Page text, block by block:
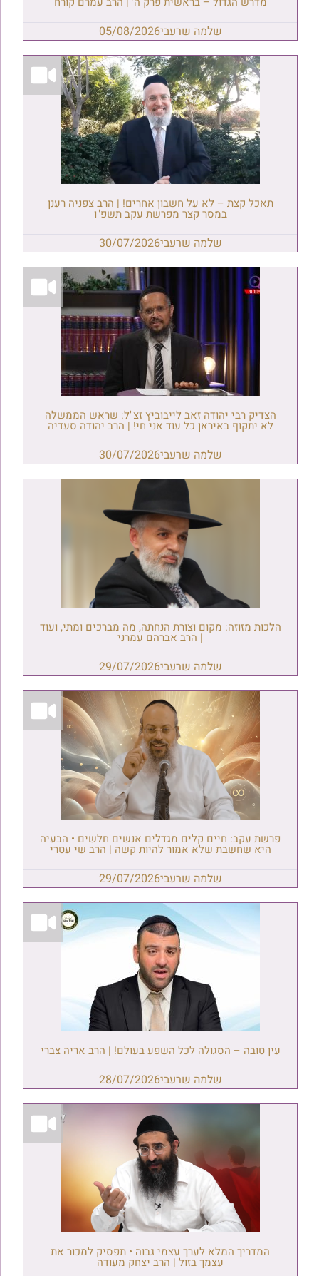
שלמה שרעבי05/08/2026
תאכל קצת – לא על חשבון אחרים! | הרב צפניה רענן
במסר קצר מפרשת עקב תשפ"ו
שלמה שרעבי30/07/2026
הצדיק רבי יהודה זאב לייבוביץ זצ"ל: שראש הממשלה
לא יתקוף באיראן כל עוד אני חי! | הרב יהודה סעדיה
שלמה שרעבי30/07/2026
הלכות מזוזה: מקום וצורת הנחתה, מה מברכים ומתי, ועוד
| הרב אברהם עמרני
שלמה שרעבי29/07/2026
פרשת עקב: חיים קלים מגדלים אנשים חלשים • הבעיה
היא שחשבת שלא אמור להיות קשה | הרב שי עטרי
שלמה שרעבי29/07/2026
עין טובה – הסגולה לכל השפע בעולם! | הרב אריה צברי
שלמה שרעבי28/07/2026
המדריך המלא לערך עצמי גבוה • תפסיק למכור את
עצמך בזול | הרב יצחק מעודה